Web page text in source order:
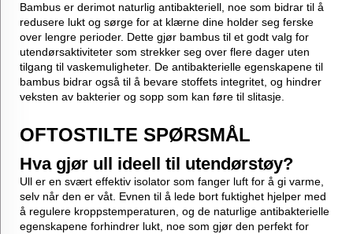
Bambus er derimot naturlig antibakteriell, noe som bidrar til å
redusere lukt og sørge for at klærne dine holder seg ferske
over lengre perioder. Dette gjør bambus til et godt valg for
utendørsaktiviteter som strekker seg over flere dager uten
tilgang til vaskemuligheter. De antibakterielle egenskapene til
bambus bidrar også til å bevare stoffets integritet, og hindrer
veksten av bakterier og sopp som kan føre til slitasje.
OFTOSTILTE SPØRSMÅL
Hva gjør ull ideell til utendørstøy?
Ull er en svært effektiv isolator som fanger luft for å gi varme,
selv når den er våt. Evnen til å lede bort fuktighet hjelper med
å regulere kroppstemperaturen, og de naturlige antibakterielle
egenskapene forhindrer lukt, noe som gjør den perfekt for